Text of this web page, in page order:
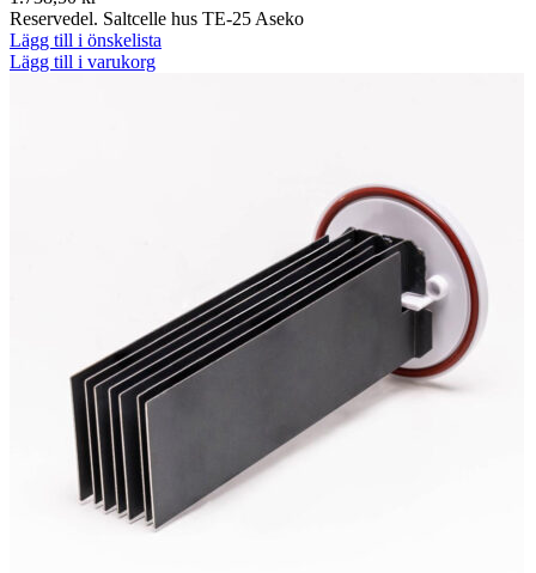
Reservedel. Saltcelle hus TE-25 Aseko
Lägg till i önskelista
Lägg till i varukorg